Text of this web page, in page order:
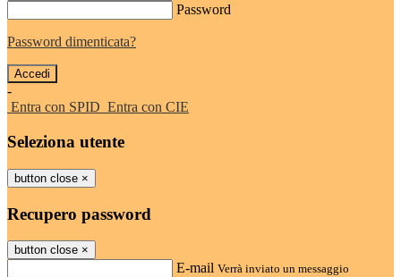
Password
Password dimenticata?
-
Entra con SPID Entra con CIE
Seleziona utente
button close ×
Recupero password
button close ×
E-mail Verrà inviato un messaggio